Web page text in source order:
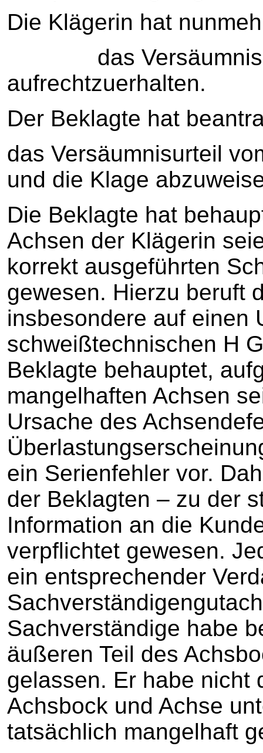
Die Klägerin hat
das
aufrechtzuerhalten.
Der Beklagte hat
das Versäumnisurteil
und die Klage
Die Beklagte hat
Achsen der Klägerin
korrekt ausgeführten
gewesen. Hierzu beruft
insbesondere auf einen
schweißtechnischen H
Beklagte behauptet,
mangelhaften Achsen
Ursache des
ein Serienfehler vor.
der Beklagten – zu der
Information an die
verpflichtet gewesen.
ein entsprechender
Sachverständige habe
äußeren Teil des
gelassen. Er habe nicht
Achsbock und Achse
tatsächlich mangelhaft